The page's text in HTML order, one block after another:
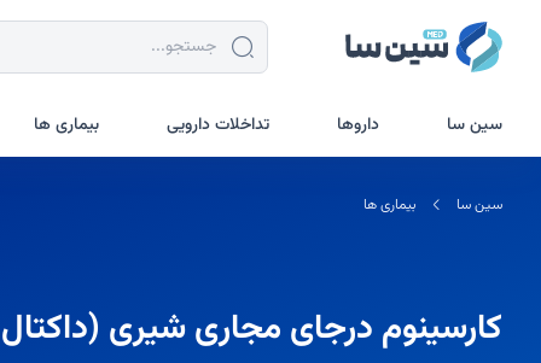
جستجو در سین سا
سین سا داروها تداخلات دارویی بیماری ها
سین سا بیماری ها
کارسینوم درجای مجاری شیری (داکتال